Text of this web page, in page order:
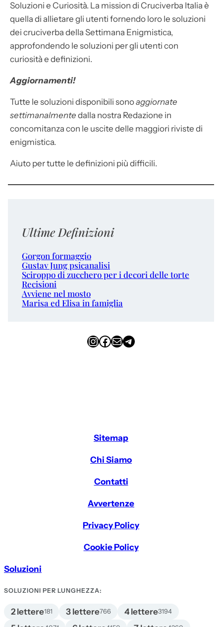
Soluzioni e Curiosità. La mission di Cruciverba Italia è
quella di allietare gli utenti fornendo loro le soluzioni
dei cruciverba della Settimana Enigmistica,
approfondendo le soluzioni per gli utenti con
curiosità e definizioni.
Aggiornamenti!
Tutte le soluzioni disponibili sonoaggiornate
settimanalmente dalla nostra Redazione in
concomitanza con le uscite delle maggiori riviste di
enigmistica.
Aiuto per tutte le definizioni più difficili.
Ultime Definizioni
Gorgon formaggio
Gustav Jung psicanalisi
Sciroppo di zucchero per i decori delle torte
Recisioni
Avviene nel mosto
Marisa ed Elisa in famiglia
InstagramFacebook Email Telegram
Sitemap
Chi Siamo
Contatti
Avvertenze
Privacy Policy
Cookie Policy
Soluzioni
SOLUZIONI PER LUNGHEZZA:
2 lettere181 3 lettere766 4 lettere3194